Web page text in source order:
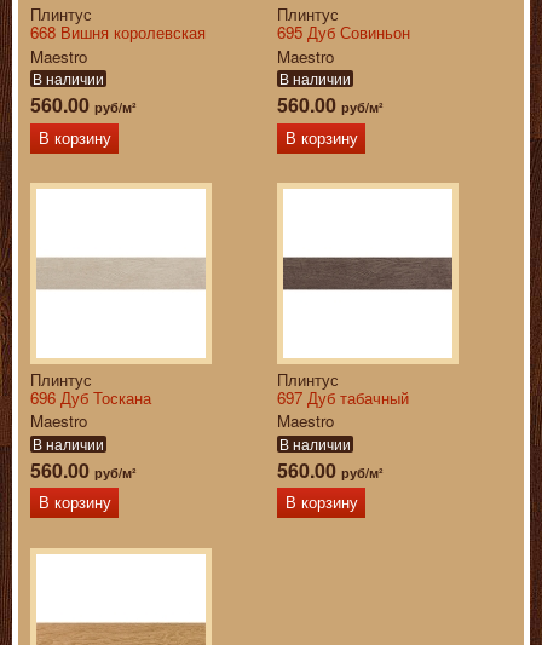
Плинтус
668 Вишня королевская
Maestro
В наличии
560.00 руб/м²
В корзину
Плинтус
695 Дуб Совиньон
Maestro
В наличии
560.00 руб/м²
В корзину
Плинтус
696 Дуб Тоскана
Maestro
В наличии
560.00 руб/м²
В корзину
Плинтус
697 Дуб табачный
Maestro
В наличии
560.00 руб/м²
В корзину